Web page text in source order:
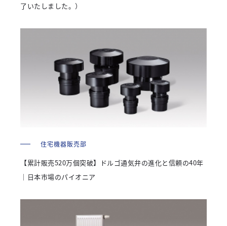
了いたしました。）
住宅機器販売部
【累計販売520万個突破】ドルゴ通気弁の進化と信頼の40年
｜日本市場のパイオニア